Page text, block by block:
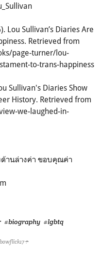
Lou Sullivan’s Diaries Are
Retrieved from
page-turner/lou-
to-trans-happiness
Sullivan's Diaries Show
History. Retrieved from
we-laughed-in-
านล่างค่า ขอบคุณค่า
#biography #lgbtq